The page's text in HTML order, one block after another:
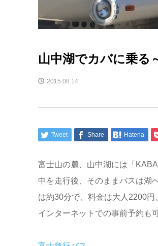
山中湖でカバに乗る
2015.08.14
Tweet Share Hatena
富士山の麓、山中湖には「
中を走行後、そのままバスは湖
は約30分で、料金は大人2200
インターネットでの事前予約も